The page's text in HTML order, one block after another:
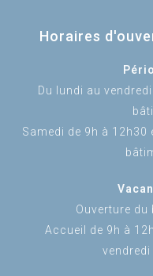
Horaires
Du lundi au
Samedi de 9h à 12h30
Ouverture du
Accueil de 9h à